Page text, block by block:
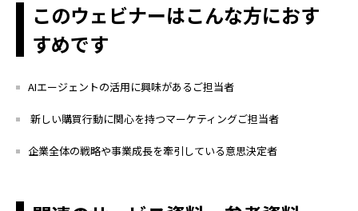
このウェビナーはこんな方におす
すめです
AIエージェントの活用に興味があるご担当者
新しい購買行動に関心を持つマーケティングご担当者
企業全体の戦略や事業成長を牽引 している意思決定者